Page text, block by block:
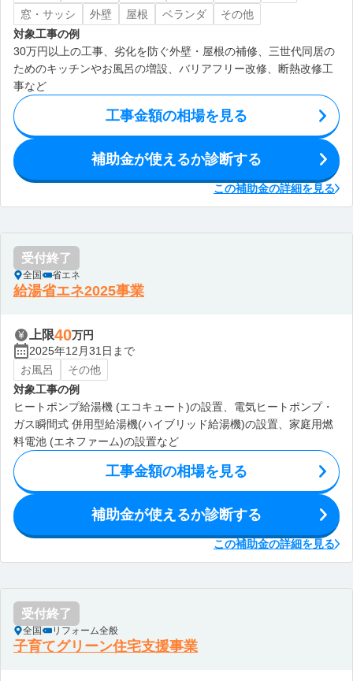
窓・サッシ 外壁 屋根 ベランダ
その他
対象工事の例
30万円以上の工事、劣化を防ぐ外壁・屋根の補修、三世代同居の
ためのキッチンやお風呂の増設、バリアフリー改修、断熱改修工
事など
工事金額の相場を見る
補助金が使えるか診断する
この補助金の詳細を見る
受付終了
全国 省エネ
給湯省エネ2025事業
上限40万円
2025年12月31日まで
お風呂
その他
対象工事の例
ヒートポンプ給湯機 (エコキュート)の設置、電気ヒートポンプ・
ガス瞬間式 併用型給湯機(ハイブリッド給湯機)の設置、家庭用燃
料電池 (エネファーム)の設置など
工事金額の相場を見る
補助金が使えるか診断する
この補助金の詳細を見る
受付終了
全国 リフォーム全般
子育てグリーン住宅支援事業